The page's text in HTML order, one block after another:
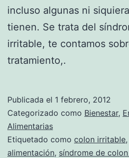
incluso algunas ni
tienen. Se trata del
irritable, te contamos
tratamiento,.
Publicada el 1 febrero, 2012
Categorizado como Bienestar,
Alimentarias
Etiquetado como colon irritable,
alimentación, síndrome de